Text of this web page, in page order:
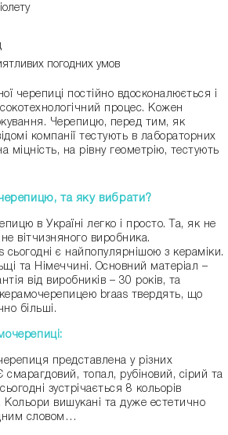
погодних умов
черепиці постійно вдосконалюється і
процес. Кожен
Черепицю, перед тим, як
компанії тестують в лабораторних
міцність, на рівну геометрію, тестують
та яку вибрати?
в Україні легко і просто. Та, як не
вітчизняного виробника.
є найпопулярнішою з кераміки.
та Німеччині. Основний матеріал –
від виробників – 30 років, та
braas твердять, що
більші.
представлена у різних
топал, рубіновий, сірий та
зустрічається 8 кольорів
Кольори вишукані та дуже естетично
словом…